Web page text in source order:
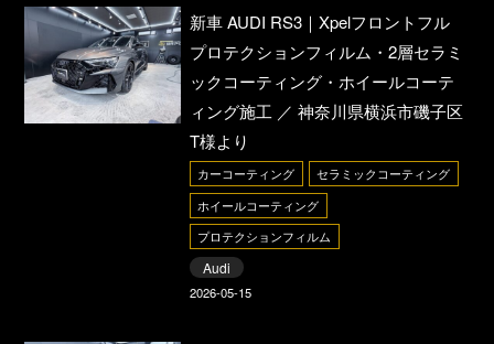
新車 AUDI RS3｜Xpelフロントフル
プロテクションフィルム・2層セラミ
ックコーティング・ホイールコーテ
ィング施工 ／ 神奈川県横浜市磯子区
T様より
カーコーティング
セラミックコーティング
ホイールコーティング
プロテクションフィルム
Audi
2026-05-15